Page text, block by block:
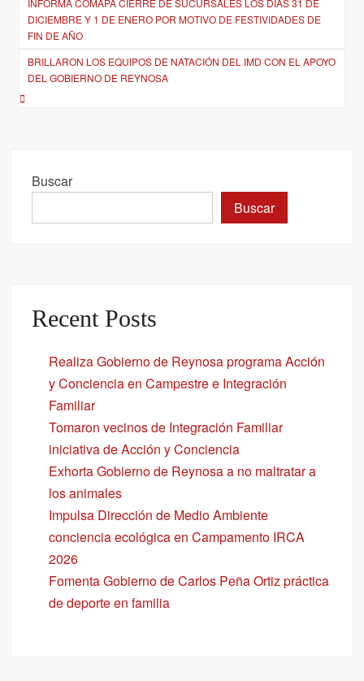
de
entradas
INFORMA COMAPA CIERRE DE SUCURSALES LOS DÍAS 31 DE
DICIEMBRE Y 1 DE ENERO POR MOTIVO DE FESTIVIDADES DE
FIN DE AÑO
BRILLARON LOS EQUIPOS DE NATACIÓN DEL IMD CON EL APOYO
DEL GOBIERNO DE REYNOSA
Buscar
Buscar
Recent Posts
Realiza Gobierno de Reynosa programa Acción
y Conciencia en Campestre e Integración
Familiar
Tomaron vecinos de Integración Familiar
iniciativa de Acción y Conciencia
Exhorta Gobierno de Reynosa a no maltratar a
los animales
Impulsa Dirección de Medio Ambiente
conciencia ecológica en Campamento IRCA
2026
Fomenta Gobierno de Carlos Peña Ortiz práctica
de deporte en familia